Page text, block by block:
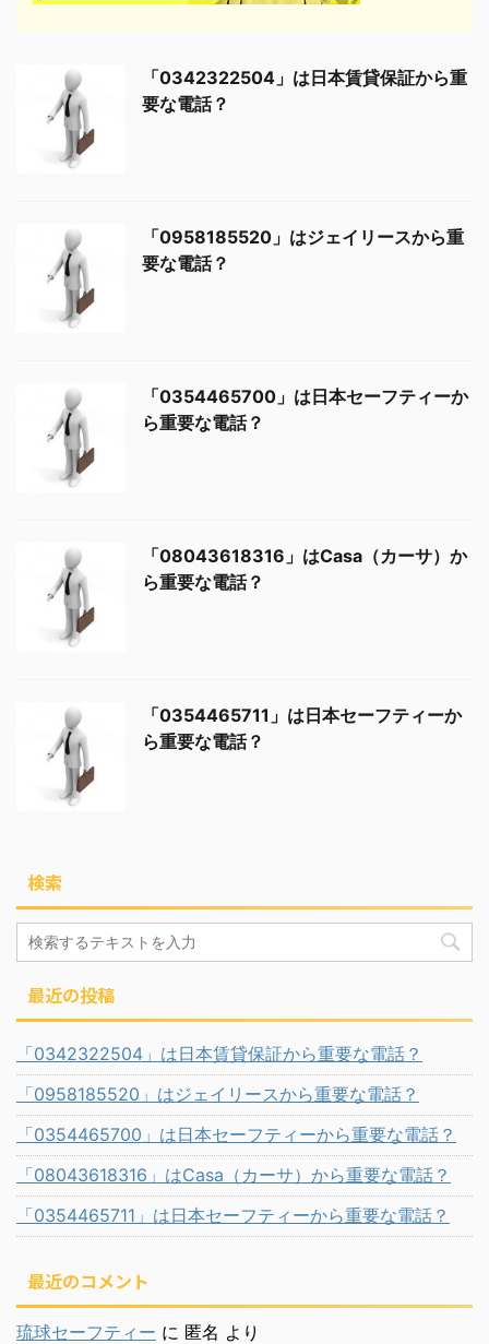
「0342322504」は日本賃貸保証から重
要な電話？
「0958185520」はジェイリースから重
要な電話？
「0354465700」は日本セーフティーか
ら重要な電話？
「08043618316」はCasa（カーサ）か
ら重要な電話？
「0354465711」は日本セーフティーか
ら重要な電話？
検索
最近の投稿
「0342322504」は日本賃貸保証から重要な電話？
「0958185520」はジェイリースから重要な電話？
「0354465700」は日本セーフティーから重要な電話？
「08043618316」はCasa（カーサ）から重要な電話？
「0354465711」は日本セーフティーから重要な電話？
最近のコメント
琉球セーフティー に 匿名 より